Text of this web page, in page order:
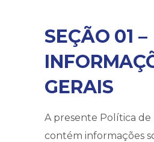
SEÇÃO 01 –
GERAIS
A presente Política de
contém informações